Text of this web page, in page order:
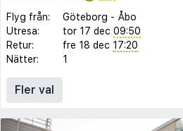
Flyg från: Göteborg - Åbo
Utresa:
tor 17 dec 09:50
Retur:
fre 18 dec 17:20
Nätter:
1
Fler val